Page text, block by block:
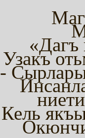
«Дагъ
Узакъ
-
Кель